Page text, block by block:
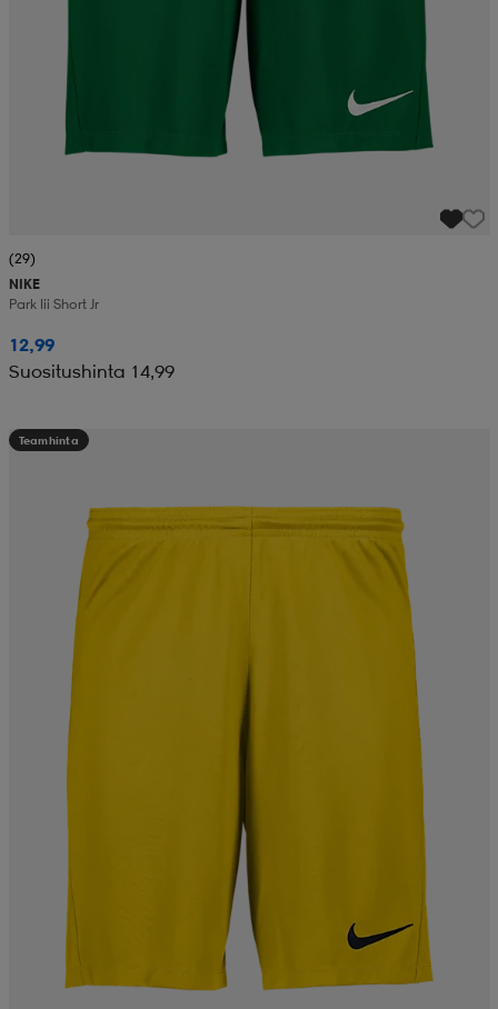
(29)
NIKE
Park Iii Short Jr
12,99
Suositushinta 14,99
Teamhinta